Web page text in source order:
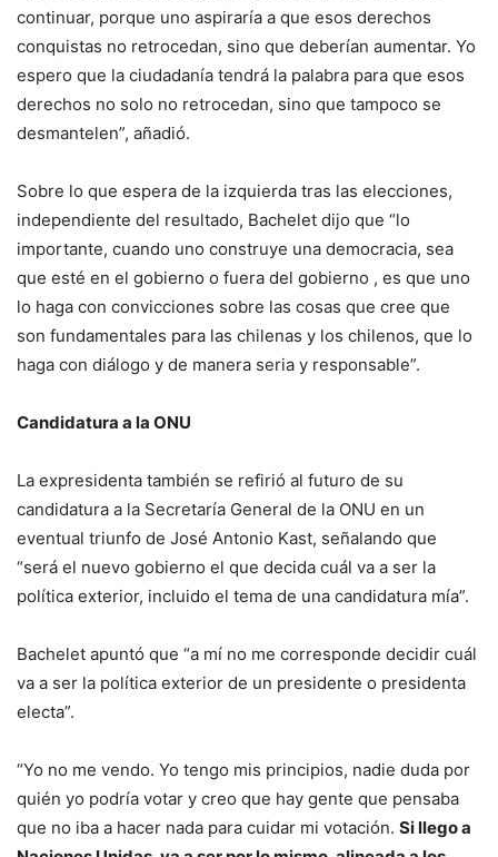
continuar, porque uno aspiraría a que esos derechos
conquistas no retrocedan, sino que deberían aumentar. Yo
espero que la ciudadanía tendrá la palabra para que esos
derechos no solo no retrocedan, sino que tampoco se
desmantelen”, añadió.
Sobre lo que espera de la izquierda tras las elecciones,
independiente del resultado, Bachelet dijo que “lo
importante, cuando uno construye una democracia, sea
que esté en el gobierno o fuera del gobierno , es que uno
lo haga con convicciones sobre las cosas que cree que
son fundamentales para las chilenas y los chilenos, que lo
haga con diálogo y de manera seria y responsable”.
Candidatura a la ONU
La expresidenta también se refirió al futuro de su
candidatura a la Secretaría General de la ONU en un
eventual triunfo de José Antonio Kast, señalando que
“será el nuevo gobierno el que decida cuál va a ser la
política exterior, incluido el tema de una candidatura mía”.
Bachelet apuntó que “a mí no me corresponde decidir cuál
va a ser la política exterior de un presidente o presidenta
electa”.
“Yo no me vendo. Yo tengo mis principios, nadie duda por
quién yo podría votar y creo que hay gente que pensaba
que no iba a hacer nada para cuidar mi votación. Si llego a